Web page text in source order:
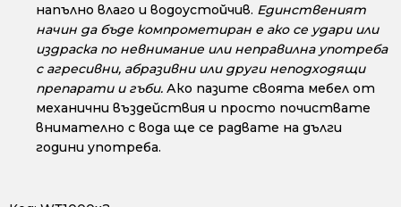
напълно влаго и водоустойчив. Единственият
начин да бъде компрометиран е ако се удари или
издраска по невнимание или неправилна употреба
с агресивни, абразивни или други неподходящи
препарати и гъби. Ако пазите своята мебел от
механични въздействия и просто почиствате
внимателно с вода ще се радвате на дълги
години употреба.